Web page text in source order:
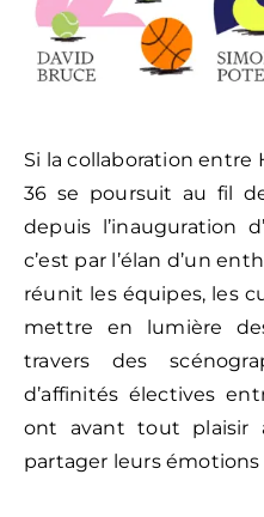
confidentialité
CGV
Si la collaboration entre
36 se poursuit au fil
depuis l’inauguration
c’est par l’élan d’un
réunit les équipes, les
mettre en lumière
travers des
d’affinités électives
ont avant tout plaisir
partager leurs